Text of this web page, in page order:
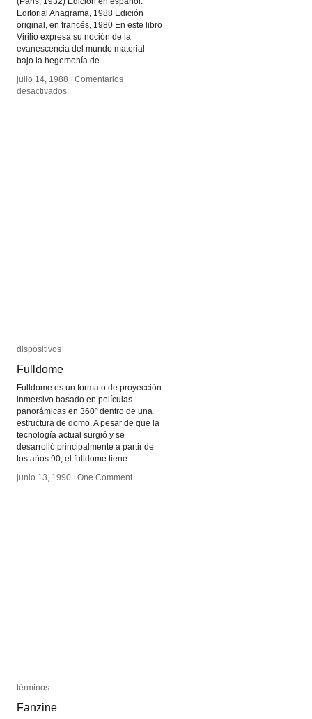
Editorial Anagrama, 1988 Edición
original, en francés, 1980 En este libro
Virilio expresa su noción de la
evanescencia del mundo material
bajo la hegemonía de
julio 14, 1988 / Comentarios
desactivadosen
julio 14, 1988 / Comentarios
desactivadosen
dispositivos
Fulldome
Fulldome es un formato de proyección
inmersivo basado en películas
panorámicas en 360º dentro de una
estructura de domo. A pesar de que la
tecnología actual surgió y se
desarrolló principalmente a partir de
los años 90, el fulldome tiene
junio 13, 1990 / One Comment
dispositivos
Fulldome
junio 13, 1990 / One Comment
términos
Fanzine
términos
Fanzine